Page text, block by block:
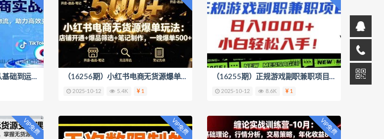
TikTok跨境电商实战课：从基础到运营，涵盖选品、推广、物流，助力高效变现 （16256期）小红书电商无货源爆单玩法：店铺开通+爆品筛选+笔记制作，一晚爆单500+
2025-10-12 5.4K 1
（16255期）正规游戏副职兼职项目，日入1000+，小白轻松入手！
2025-10-12 8.6K 1
VIP免费 VIP免费 VIP免费